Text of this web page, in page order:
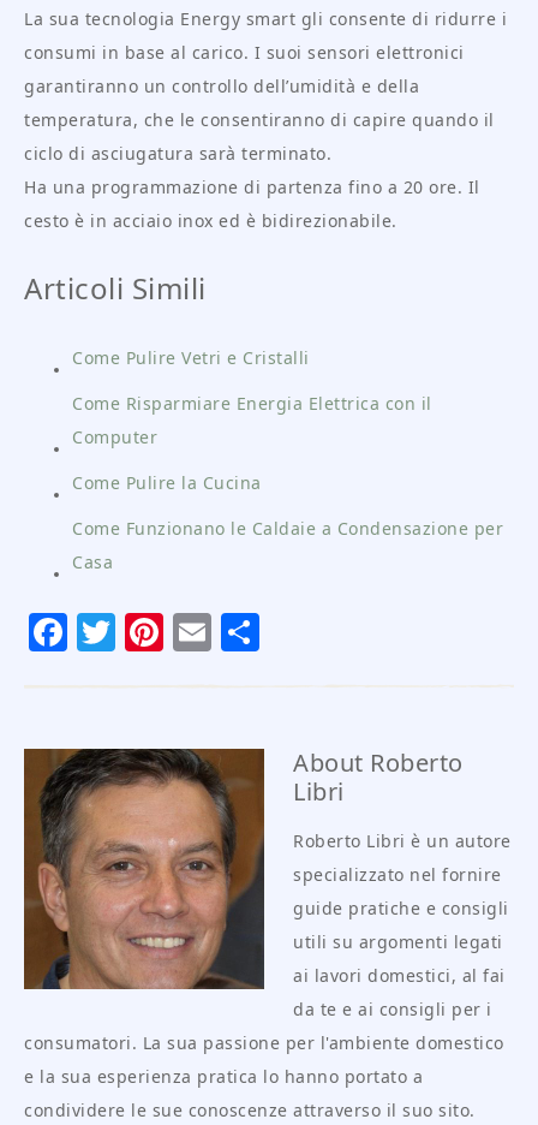
La sua tecnologia Energy smart gli consente di ridurre i
consumi in base al carico. I suoi sensori elettronici
garantiranno un controllo dell’umidità e della
temperatura, che le consentiranno di capire quando il
ciclo di asciugatura sarà terminato.
Ha una programmazione di partenza fino a 20 ore. Il
cesto è in acciaio inox ed è bidirezionabile.
Articoli Simili
Come Pulire Vetri e Cristalli
Come Risparmiare Energia Elettrica con il
Computer
Come Pulire la Cucina
Come Funzionano le Caldaie a Condensazione per
Casa
Facebook
Twitter
Pinterest
Email
About Roberto
Libri
Roberto Libri è un autore
specializzato nel fornire
guide pratiche e consigli
utili su argomenti legati
ai lavori domestici, al fai
da te e ai consigli per i
consumatori. La sua passione per l'ambiente domestico
e la sua esperienza pratica lo hanno portato a
condividere le sue conoscenze attraverso il suo sito.